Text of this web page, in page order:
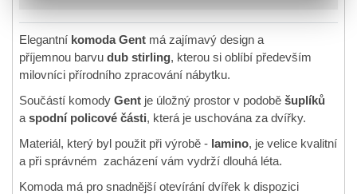
Elegantní komoda Gent má zajímavý design a
příjemnou barvu dub stirling, kterou si oblíbí především
milovníci přírodního zpracování nábytku.
Součástí komody Gent je úložný prostor v podobě šuplíků
a spodní policové části, která je uschována za dvířky.
Materiál, který byl použit při výrobě - lamino, je velice kvalitní
a při správném zacházení vám vydrží dlouhá léta.
Komoda má pro snadnější otevírání dvířek k dispozici